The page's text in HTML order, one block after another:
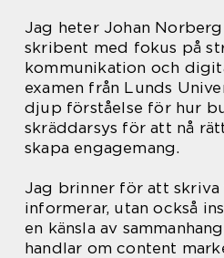
Jag heter Johan
skribent med fokus på
kommunikation och
examen från Lunds
djup förståelse för hur
skräddarsys för att nå
skapa engagemang.
Jag brinner för att
informerar, utan också
en känsla av
handlar om content